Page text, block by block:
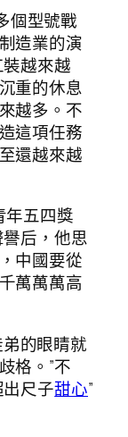
個型號戰
造業的演
越來越
重的休息
越多。不
這項任務
還越來越
年五四獎
后，他思
中國要從
萬萬萬高
的眼睛就
格。”不
尺子甜心”